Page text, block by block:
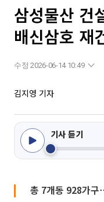
삼성물산 건
배신삼호 재
수정 2026-06-14 10:49
김지영 기자
기사 듣기
총 7개동 928가